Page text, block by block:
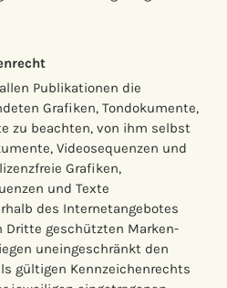
Publikationen die
Grafiken, Tondokumente,
zu beachten, von ihm selbst
Videosequenzen und
Grafiken,
und Texte
des Internetangebotes
Dritte geschützten Marken-
uneingeschränkt den
gültigen Kennzeichenrechts